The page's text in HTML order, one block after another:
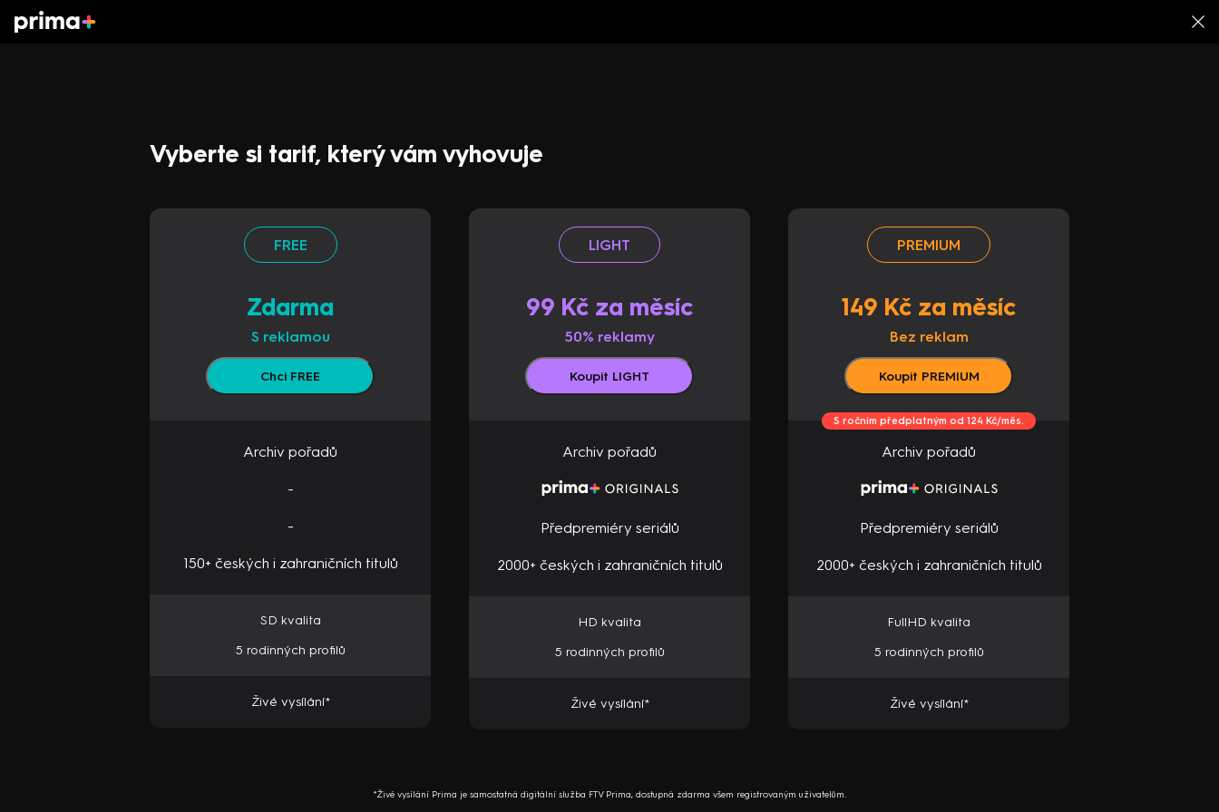
Vyberte si tarif, který vám vyhovuje
FREE
Zdarma
S reklamou
Chci FREE
Archiv pořadů
-
-
150+ českých i zahraničních titulů
SD kvalita
5 rodinných profilů
Živé vysílání*
LIGHT
99 Kč za měsíc
50% reklamy
Koupit LIGHT
Archiv pořadů
Předpremiéry seriálů
2000+ českých i zahraničních titulů
HD kvalita
5 rodinných profilů
Živé vysílání*
PREMIUM
149 Kč za měsíc
Bez reklam
Koupit PREMIUM
S ročním předplatným od 124 Kč/měs.
Archiv pořadů
Předpremiéry seriálů
2000+ českých i zahraničních titulů
FullHD kvalita
5 rodinných profilů
Živé vysílání*
*Živé vysílání Prima je samostatná digitální služba FTV Prima, dostupná zdarma všem registrovaným uživatelům.